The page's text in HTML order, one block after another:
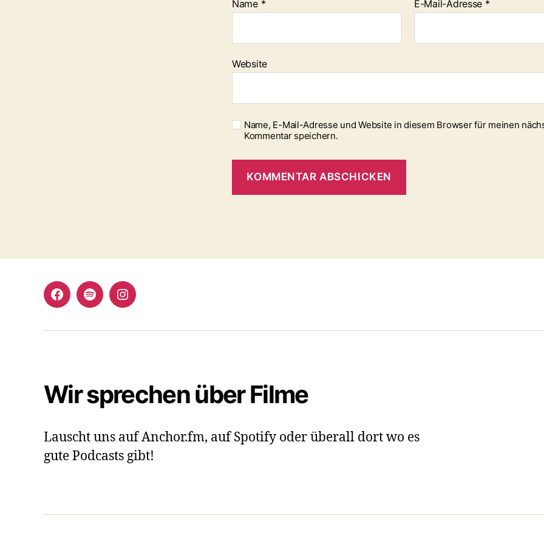
Name * E-Mail-Adresse *
Website
Name, E-Mail-Adresse und Website in diesem Browser für meinen
Kommentar speichern.
FacebookSpotifyInstagram
Wir sprechen über Filme
Lauscht uns auf Anchor.fm, auf Spotify oder überall dort wo es
gute Podcasts gibt!